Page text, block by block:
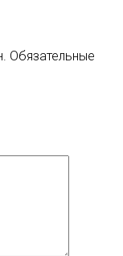
Обязательные